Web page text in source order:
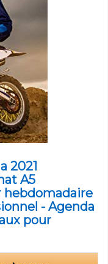
2021
A5
hebdomadaire
- Agenda
pour